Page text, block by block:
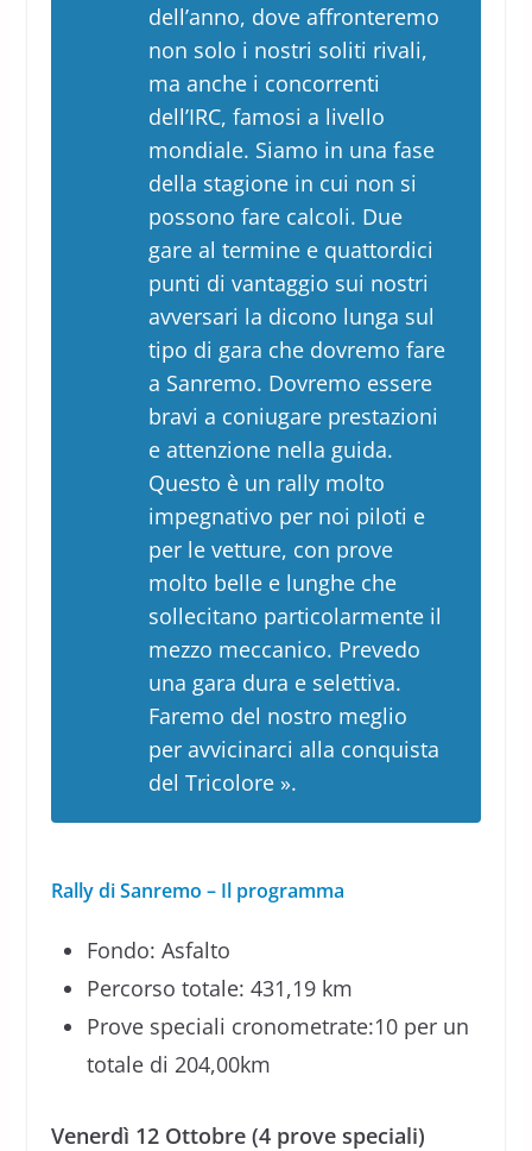
dell’anno, dove affronteremo
non solo i nostri soliti rivali,
ma anche i concorrenti
dell’IRC, famosi a livello
mondiale. Siamo in una fase
della stagione in cui non si
possono fare calcoli. Due
gare al termine e quattordici
punti di vantaggio sui nostri
avversari la dicono lunga sul
tipo di gara che dovremo fare
a Sanremo. Dovremo essere
bravi a coniugare prestazioni
e attenzione nella guida.
Questo è un rally molto
impegnativo per noi piloti e
per le vetture, con prove
molto belle e lunghe che
sollecitano particolarmente il
mezzo meccanico. Prevedo
una gara dura e selettiva.
Faremo del nostro meglio
per avvicinarci alla conquista
del Tricolore ».
Rally di Sanremo – Il programma
Fondo: Asfalto
Percorso totale: 431,19 km
Prove speciali cronometrate:10 per un
totale di 204,00km
Venerdì 12 Ottobre (4 prove speciali)